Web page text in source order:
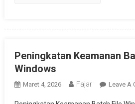
Peningkatan Keamanan
Windows
Maret 4, 2026 Fajar Leave A